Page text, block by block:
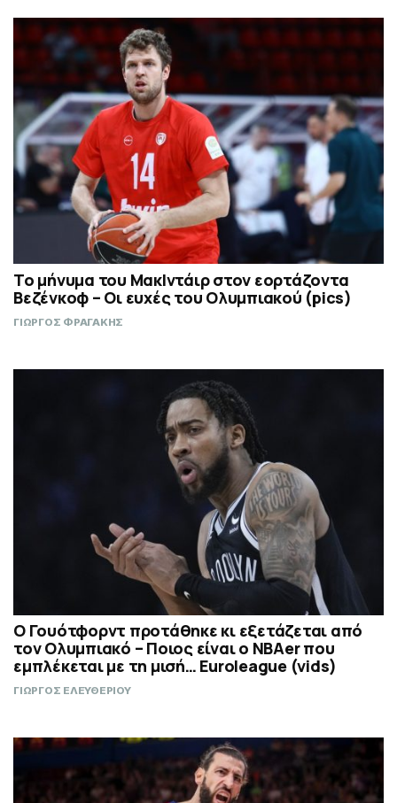
Το μήνυμα του ΜακΙντάιρ στον εορτάζοντα
Βεζένκοφ – Οι ευχές του Ολυμπιακού (pics)
ΓΙΩΡΓΟΣ ΦΡΑΓΑΚΗΣ
Ο Γουότφορντ προτάθηκε κι εξετάζεται από
τον Ολυμπιακό – Ποιος είναι ο ΝΒΑer που
εμπλέκεται με τη μισή… Euroleague (vids)
ΓΙΩΡΓΟΣ ΕΛΕΥΘΕΡΙΟΥ